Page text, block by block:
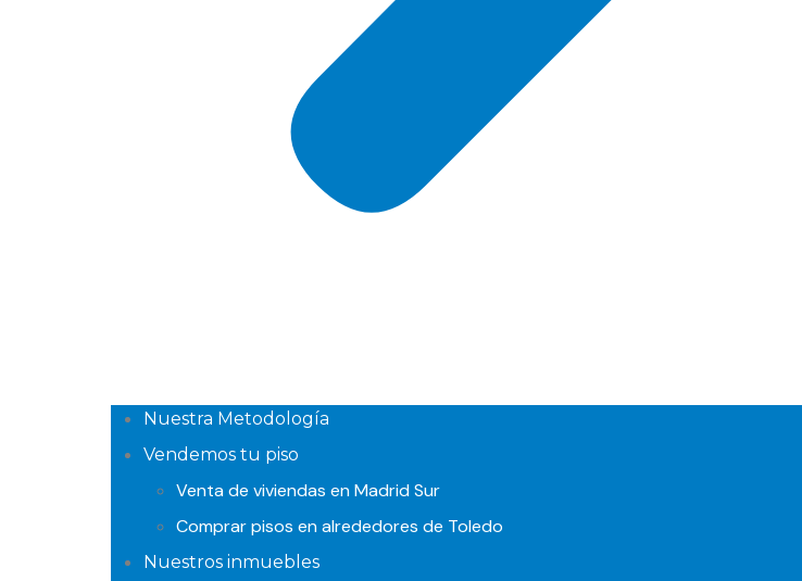
Nuestra Metodología
Vendemos tu piso
Venta de viviendas en Madrid Sur
Comprar pisos en alrededores de Toledo
Nuestros inmuebles